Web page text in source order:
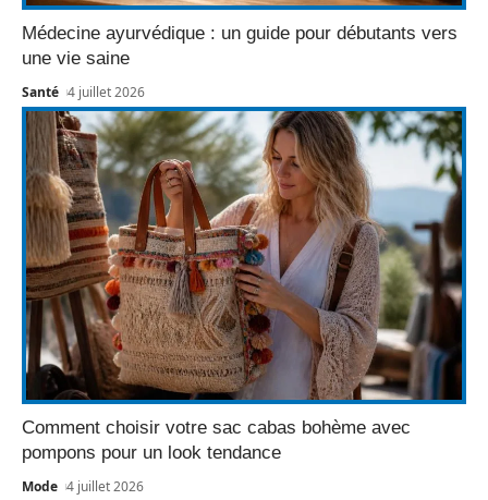
Médecine ayurvédique : un guide pour débutants vers
une vie saine
Santé 4 juillet 2026
Comment choisir votre sac cabas bohème avec
pompons pour un look tendance
Mode 4 juillet 2026